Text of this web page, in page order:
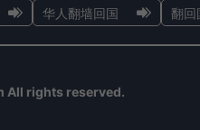
华人翻墙回国 翻回
rights reserved.